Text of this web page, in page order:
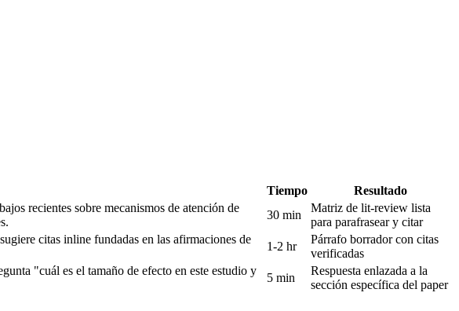
Tiempo
Resultado
recientes sobre mecanismos de atención de
30 min
Matriz de lit-review lista
para parafrasear y citar
citas inline fundadas en las afirmaciones de
1-2 hr
Párrafo borrador con citas
verificadas
"cuál es el tamaño de efecto en este estudio y
5 min
Respuesta enlazada a la
sección específica del paper